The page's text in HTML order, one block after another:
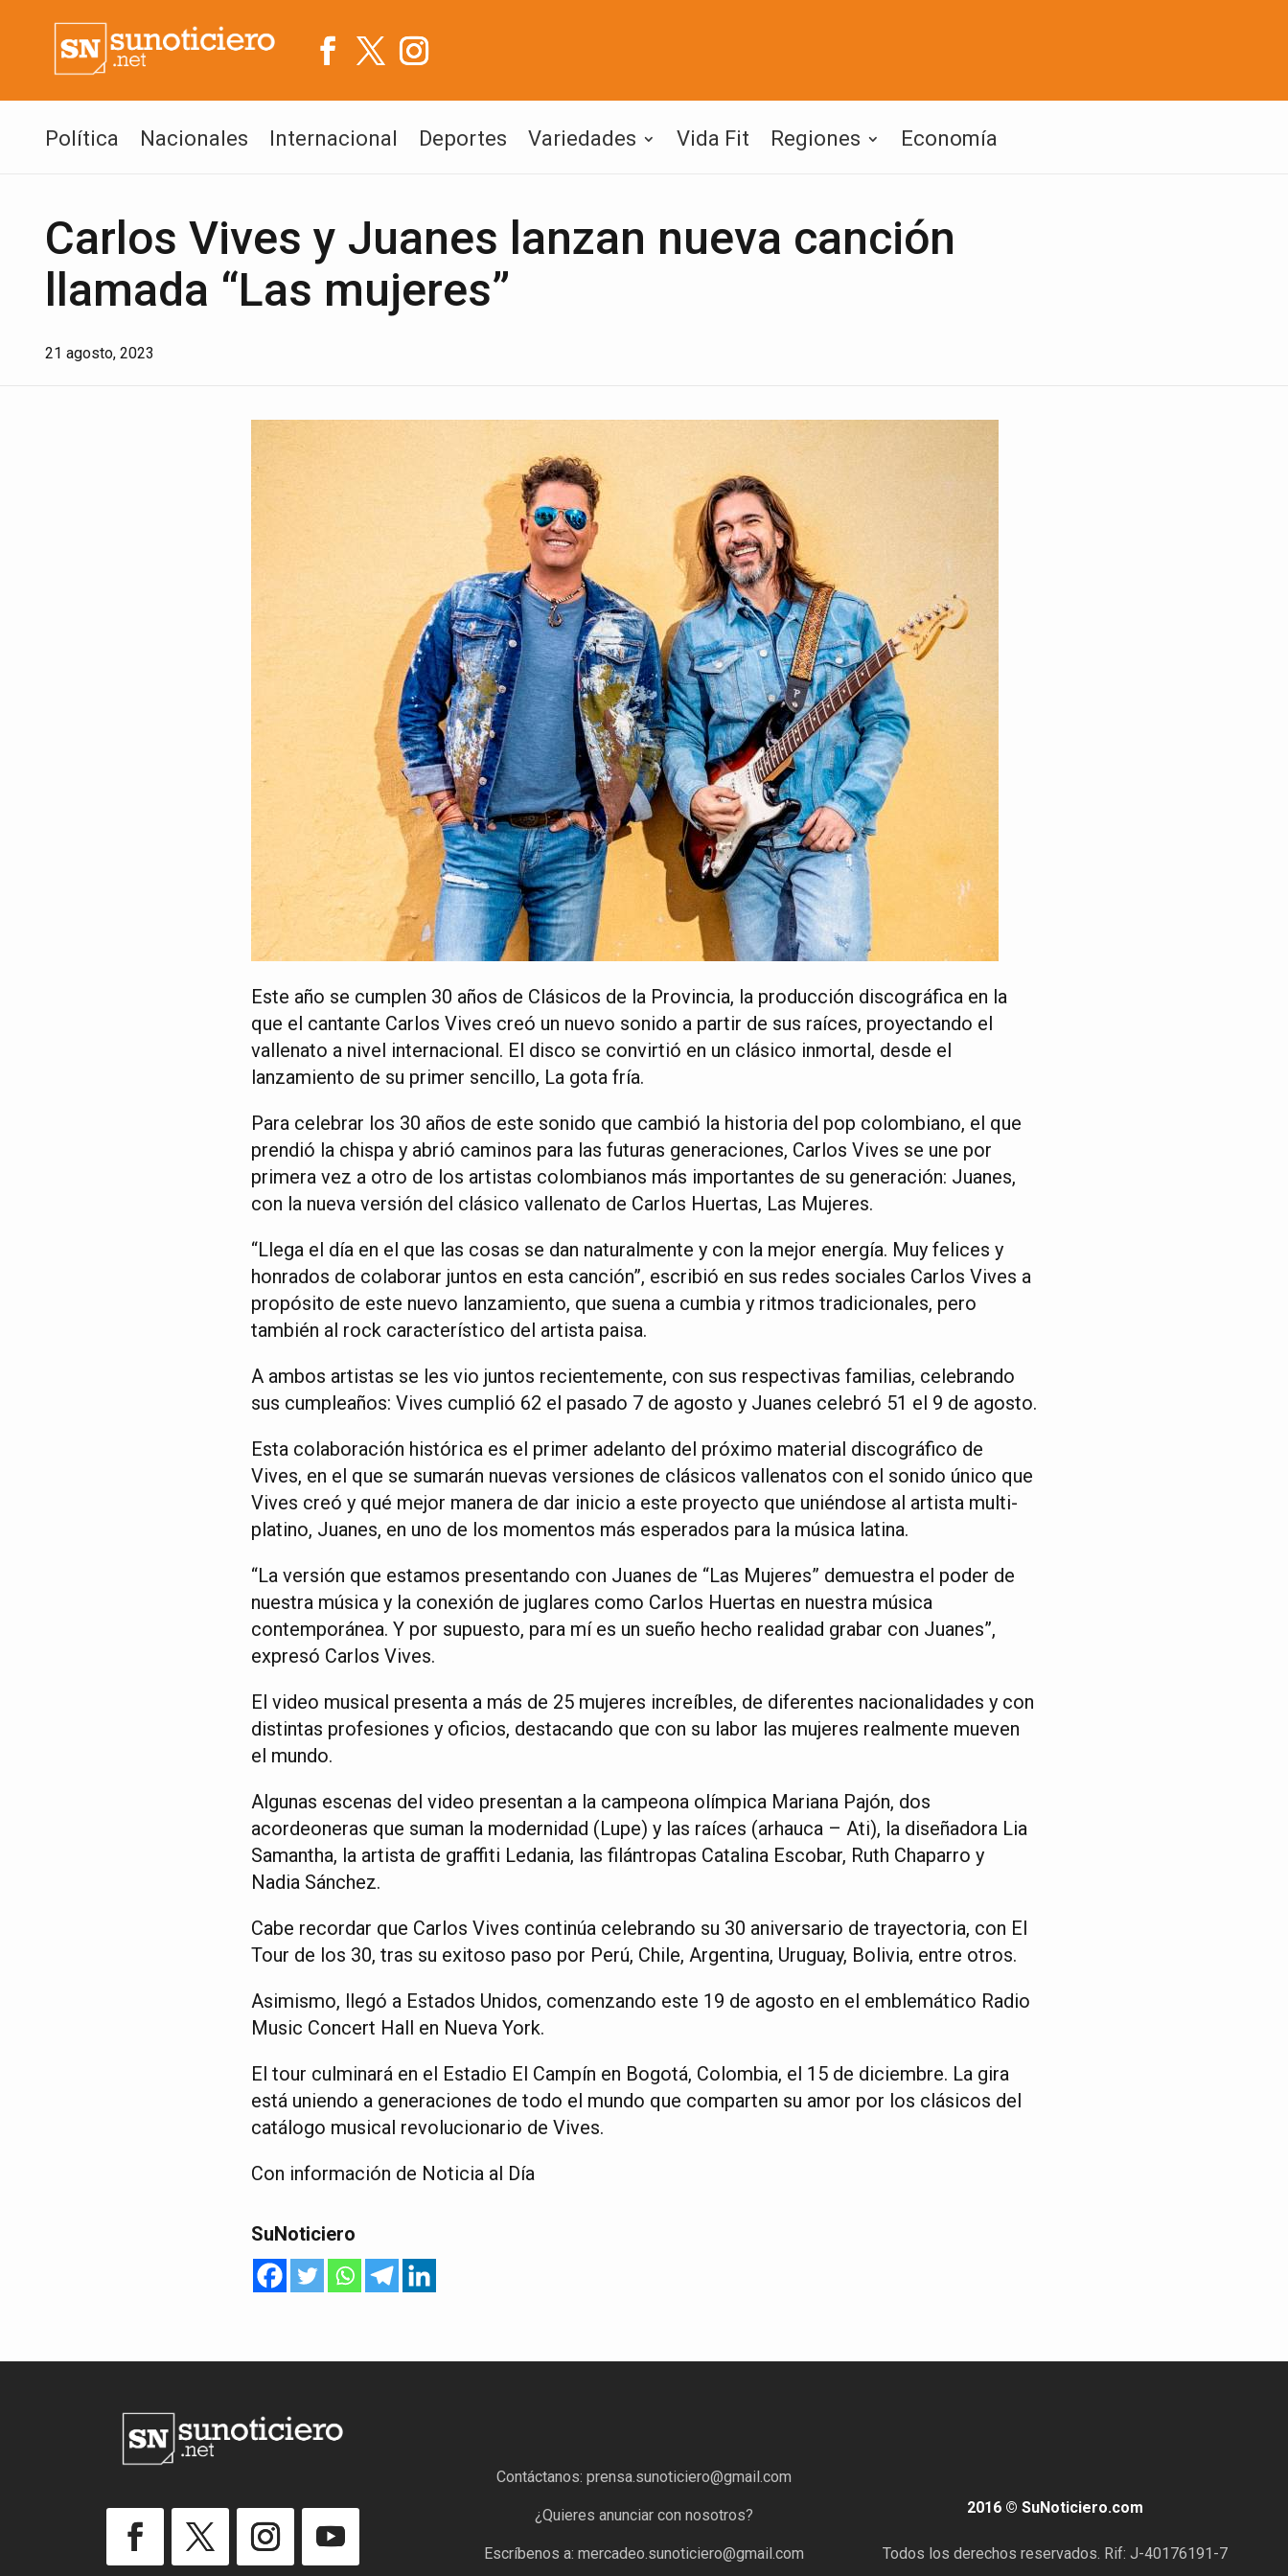
Política Nacionales Internacional Deportes Variedades Vida Fit Regiones Economía
Carlos Vives y Juanes lanzan nueva canción
llamada “Las mujeres”
21 agosto, 2023
Este año se cumplen 30 años de Clásicos de la Provincia, la producción discográfica en la
que el cantante Carlos Vives creó un nuevo sonido a partir de sus raíces, proyectando el
vallenato a nivel internacional. El disco se convirtió en un clásico inmortal, desde el
lanzamiento de su primer sencillo, La gota fría.
Para celebrar los 30 años de este sonido que cambió la historia del pop colombiano, el que
prendió la chispa y abrió caminos para las futuras generaciones, Carlos Vives se une por
primera vez a otro de los artistas colombianos más importantes de su generación: Juanes,
con la nueva versión del clásico vallenato de Carlos Huertas, Las Mujeres.
“Llega el día en el que las cosas se dan naturalmente y con la mejor energía. Muy felices y
honrados de colaborar juntos en esta canción”, escribió en sus redes sociales Carlos Vives a
propósito de este nuevo lanzamiento, que suena a cumbia y ritmos tradicionales, pero
también al rock característico del artista paisa.
A ambos artistas se les vio juntos recientemente, con sus respectivas familias, celebrando
sus cumpleaños: Vives cumplió 62 el pasado 7 de agosto y Juanes celebró 51 el 9 de agosto.
Esta colaboración histórica es el primer adelanto del próximo material discográfico de
Vives, en el que se sumarán nuevas versiones de clásicos vallenatos con el sonido único que
Vives creó y qué mejor manera de dar inicio a este proyecto que uniéndose al artista multi-
platino, Juanes, en uno de los momentos más esperados para la música latina.
“La versión que estamos presentando con Juanes de “Las Mujeres” demuestra el poder de
nuestra música y la conexión de juglares como Carlos Huertas en nuestra música
contemporánea. Y por supuesto, para mí es un sueño hecho realidad grabar con Juanes”,
expresó Carlos Vives.
El video musical presenta a más de 25 mujeres increíbles, de diferentes nacionalidades y con
distintas profesiones y oficios, destacando que con su labor las mujeres realmente mueven
el mundo.
Algunas escenas del video presentan a la campeona olímpica Mariana Pajón, dos
acordeoneras que suman la modernidad (Lupe) y las raíces (arhauca – Ati), la diseñadora Lia
Samantha, la artista de graffiti Ledania, las filántropas Catalina Escobar, Ruth Chaparro y
Nadia Sánchez.
Cabe recordar que Carlos Vives continúa celebrando su 30 aniversario de trayectoria, con El
Tour de los 30, tras su exitoso paso por Perú, Chile, Argentina, Uruguay, Bolivia, entre otros.
Asimismo, llegó a Estados Unidos, comenzando este 19 de agosto en el emblemático Radio
Music Concert Hall en Nueva York.
El tour culminará en el Estadio El Campín en Bogotá, Colombia, el 15 de diciembre. La gira
está uniendo a generaciones de todo el mundo que comparten su amor por los clásicos del
catálogo musical revolucionario de Vives.
Con información de Noticia al Día
SuNoticiero
Contáctanos: prensa.sunoticiero@gmail.com
¿Quieres anunciar con nosotros?
Escríbenos a: mercadeo.sunoticiero@gmail.com
2016 © SuNoticiero.com
Todos los derechos reservados. Rif: J-40176191-7